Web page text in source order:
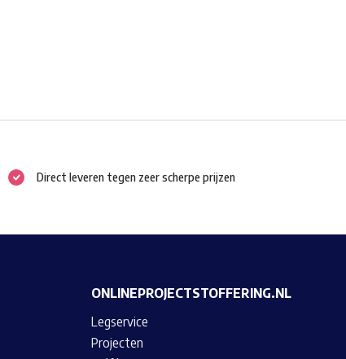
Direct leveren tegen zeer scherpe prijzen
ONLINEPROJECTSTOFFERING.NL
Legservice
Projecten